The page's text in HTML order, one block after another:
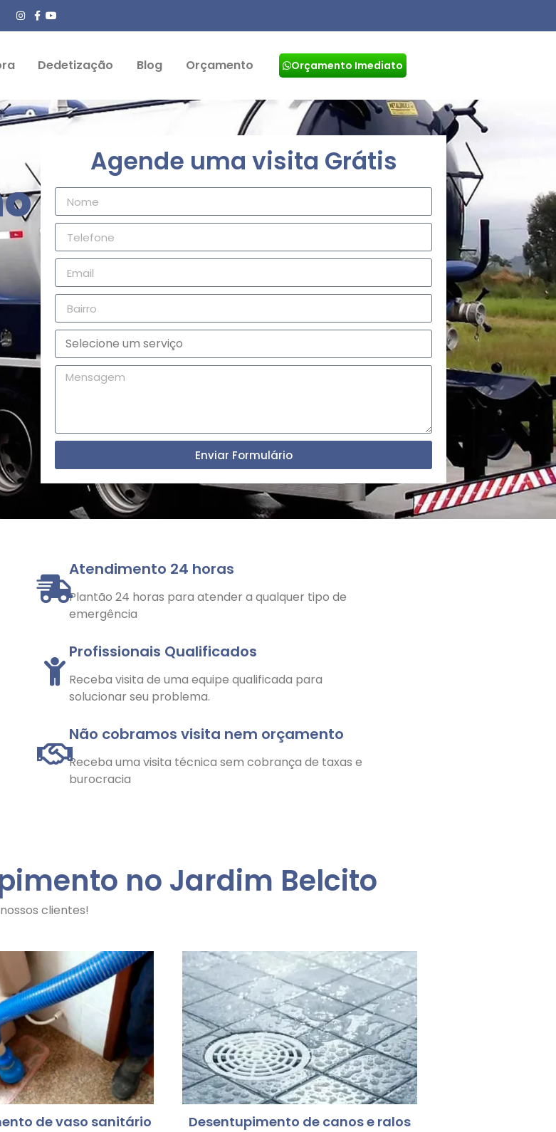
Dedetização Blog Orçamento Orçamento Imediato
Agende uma visita Grátis
Enviar Formulário
Atendimento 24 horas
Plantão 24 horas para atender a qualquer tipo de
emergência
Profissionais Qualificados
Receba visita de uma equipe qualificada para
solucionar seu problema.
Não cobramos visita nem orçamento
Receba uma visita técnica sem cobrança de taxas e
burocracia
no Jardim Belcito
clientes!
de vaso sanitário Desentupimento de canos e ralos